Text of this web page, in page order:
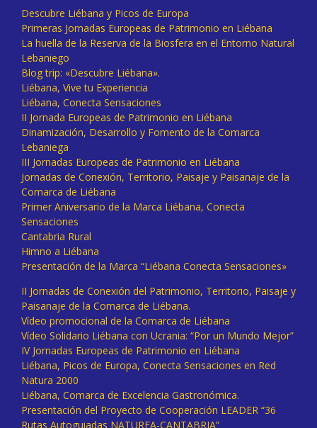
Descubre Liébana y Picos de Europa
Primeras Jornadas Europeas de Patrimonio en Liébana
La huella de la Reserva de la Biosfera en el Entorno Natural
Lebaniego
Blog trip: «Descubre Liébana».
Liébana, Vive tu Experiencia
Liébana, Conecta Sensaciones
II Jornada Europeas de Patrimonio en Liébana
Dinamización, Desarrollo y Fomento de la Comarca
Lebaniega
III Jornadas Europeas de Patrimonio en Liébana
Jornadas de Conexión, Territorio, Paisaje y Paisanaje de la
Comarca de Liébana
Primer Aniversario de la Marca Liébana, Conecta
Sensaciones
Cantabria Rural
Himno a Liébana
Presentación de la Marca “Liébana Conecta Sensaciones»
II Jornadas de Conexión del Patrimonio, Territorio, Paisaje y
Paisanaje de la Comarca de Liébana.
Vídeo promocional de la Comarca de Liébana
Vídeo Solidario Liébana con Ucrania: “Por un Mundo Mejor”
IV Jornadas Europeas de Patrimonio en Liébana
Liébana, Picos de Europa, Conecta Sensaciones en Red
Natura 2000
Liébana, Comarca de Excelencia Gastronómica.
Presentación del Proyecto de Cooperación LEADER “36
Rutas Autoguiadas NATUREA-CANTABRIA”